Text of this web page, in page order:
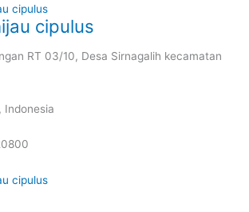
cipulus
RT 03/10, Desa Sirnagalih kecamatan
Indonesia